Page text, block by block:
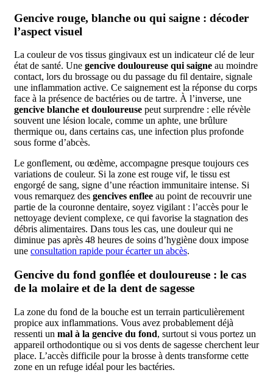
Gencive rouge, blanche ou qui saigne : décoder
l’aspect visuel
La couleur de vos tissus gingivaux est un indicateur clé de leur
état de santé. Une gencive douloureuse qui saigne au moindre
contact, lors du brossage ou du passage du fil dentaire, signale
une inflammation active. Ce saignement est la réponse du corps
face à la présence de bactéries ou de tartre. À l’inverse, une
gencive blanche et douloureuse peut surprendre : elle révèle
souvent une lésion locale, comme un aphte, une brûlure
thermique ou, dans certains cas, une infection plus profonde
sous forme d’abcès.
Le gonflement, ou œdème, accompagne presque toujours ces
variations de couleur. Si la zone est rouge vif, le tissu est
engorgé de sang, signe d’une réaction immunitaire intense. Si
vous remarquez des gencives enflee au point de recouvrir une
partie de la couronne dentaire, soyez vigilant : l’accès pour le
nettoyage devient complexe, ce qui favorise la stagnation des
débris alimentaires. Dans tous les cas, une douleur qui ne
diminue pas après 48 heures de soins d’hygiène doux impose
une consultation rapide pour écarter un abcès.
Gencive du fond gonflée et douloureuse : le cas
de la molaire et de la dent de sagesse
La zone du fond de la bouche est un terrain particulièrement
propice aux inflammations. Vous avez probablement déjà
ressenti un mal à la gencive du fond, surtout si vous portez un
appareil orthodontique ou si vos dents de sagesse cherchent leur
place. L’accès difficile pour la brosse à dents transforme cette
zone en un refuge idéal pour les bactéries.